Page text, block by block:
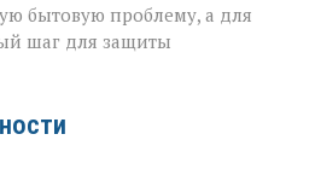
бытовую проблему, а для
шаг для защиты